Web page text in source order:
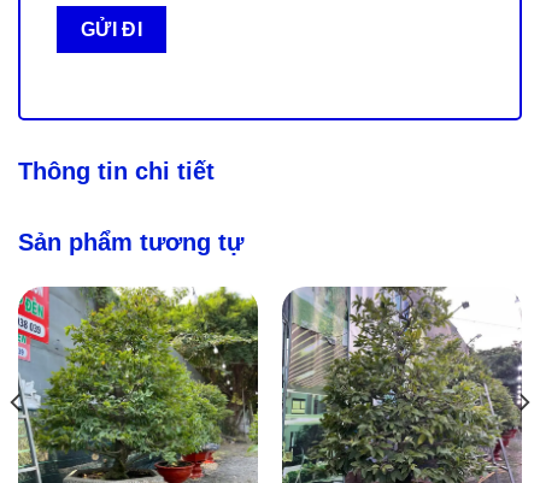
Thông tin chi tiết
Sản phẩm tương tự